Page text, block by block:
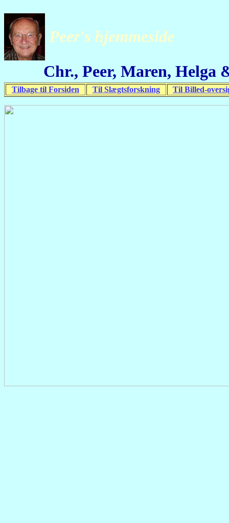
Peer's hjemmeside
Chr., Peer, Maren, Helga
Tilbage til Forsiden Til Slægtsforskning Til Billed-